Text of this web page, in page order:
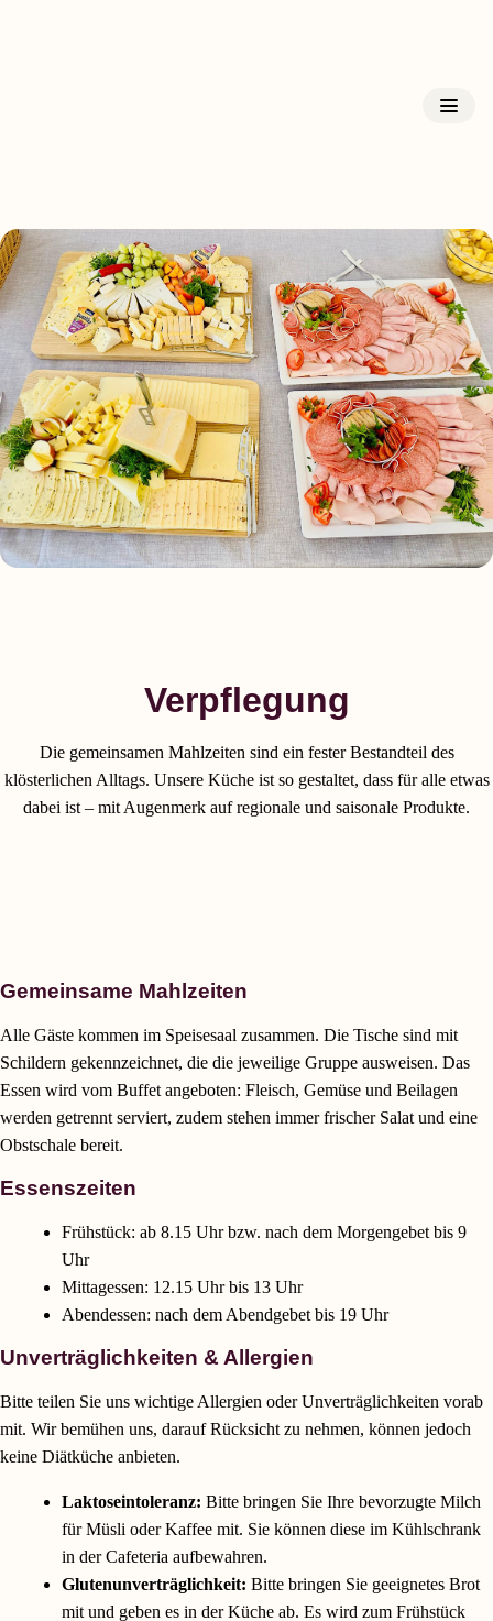
Verpflegung
Die gemeinsamen Mahlzeiten sind ein fester Bestandteil des
klösterlichen Alltags. Unsere Küche ist so gestaltet, dass für alle etwas
dabei ist – mit Augenmerk auf regionale und saisonale Produkte.
Gemeinsame Mahlzeiten
Alle Gäste kommen im Speisesaal zusammen. Die Tische sind mit
Schildern gekennzeichnet, die die jeweilige Gruppe ausweisen. Das
Essen wird vom Buffet angeboten: Fleisch, Gemüse und Beilagen
werden getrennt serviert, zudem stehen immer frischer Salat und eine
Obstschale bereit.
Essenszeiten
Frühstück: ab 8.15 Uhr bzw. nach dem Morgengebet bis 9
Uhr
Mittagessen: 12.15 Uhr bis 13 Uhr
Abendessen: nach dem Abendgebet bis 19 Uhr
Unverträglichkeiten & Allergien
Bitte teilen Sie uns wichtige Allergien oder Unverträglichkeiten vorab
mit. Wir bemühen uns, darauf Rücksicht zu nehmen, können jedoch
keine Diätküche anbieten.
Laktoseintoleranz: Bitte bringen Sie Ihre bevorzugte Milch
für Müsli oder Kaffee mit. Sie können diese im Kühlschrank
in der Cafeteria aufbewahren.
Glutenunverträglichkeit: Bitte bringen Sie geeignetes Brot
mit und geben es in der Küche ab. Es wird zum Frühstück